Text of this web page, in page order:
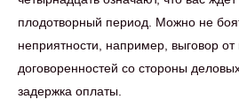
плодотворный период. Можно не
неприятности, например, выговор
договоренностей со стороны
задержка оплаты.